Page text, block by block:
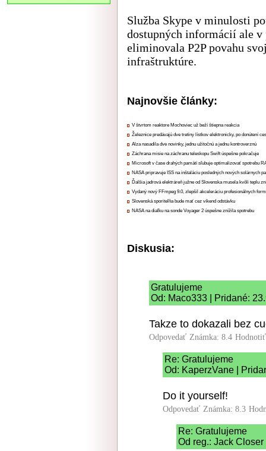
Služba Skype v minulosti
dostupných informácií ale v
eliminovala P2P povahu
infraštruktúre.
Najnovšie články:
V štvrtom reaktore Mochoviec už beží štiepna reakcia
Železnice predávajú dve tretiny lístkov elektronicky, po donútení
Alza nasadila dve novinky, jednu užitočnú a jednu kontroverznú
Záchrana misie na záchranu teleskopu Swift úspešne pokračuje
Microsoft v čase drahých pamätí sľubuje optimalizovať spotrebu
NASA pripravuje ISS na inštaláciu posledných nových solárnych
Ďalšia jadrová elektráreň južne od Slovenska musela kvôli teplu
Vydaný nový FFmpeg 9.0, zlepšil akceleráciu profesionálnych
Slovenská sporiteľňa bude mať cez víkend odstávku
NASA na diaľku na sonde Voyager 2 úspešne znížila spotrebu
Diskusia:
Gratulujeme
Od: Maco333 | Pridané:
Takze to dokazali bez
Odpovedať Známka: 8.4
Re: Gratulujeme
Od: KaperzVane |
Do it yourself!
Odpovedať Známka: 8.3
Re: Gratulujeme
Od reg.: Jack